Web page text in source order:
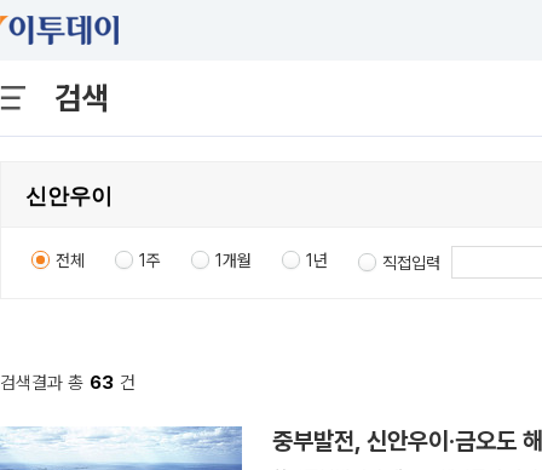
검색
전체 1주 1개월 1년 직접입력
검색결과 총 63 건
중부발전, 신안우이·금오도